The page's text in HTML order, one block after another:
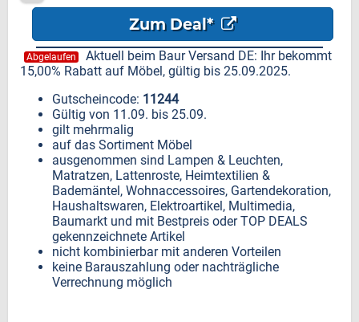
Zum Deal*
Abgelaufen
Aktuell beim Baur Versand DE: Ihr bekommt
15,00% Rabatt auf Möbel, gültig bis 25.09.2025.
Gutscheincode: 11244
Gültig von 11.09. bis 25.09.
gilt mehrmalig
auf das Sortiment Möbel
ausgenommen sind Lampen & Leuchten,
Matratzen, Lattenroste, Heimtextilien &
Bademäntel, Wohnaccessoires, Gartendekoration,
Haushaltswaren, Elektroartikel, Multimedia,
Baumarkt und mit Bestpreis oder TOP DEALS
gekennzeichnete Artikel
nicht kombinierbar mit anderen Vorteilen
keine Barauszahlung oder nachträgliche
Verrechnung möglich